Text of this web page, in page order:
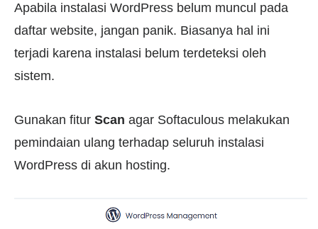
Apabila instalasi WordPress belum muncul pada
daftar website, jangan panik. Biasanya hal ini
terjadi karena instalasi belum terdeteksi oleh
sistem.
Gunakan fitur Scan agar Softaculous melakukan
pemindaian ulang terhadap seluruh instalasi
WordPress di akun hosting.